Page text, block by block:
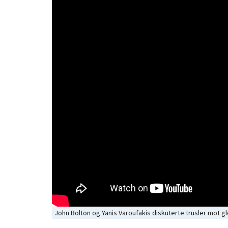
John Bolton og Yanis Varoufakis diskuterte trusler mot